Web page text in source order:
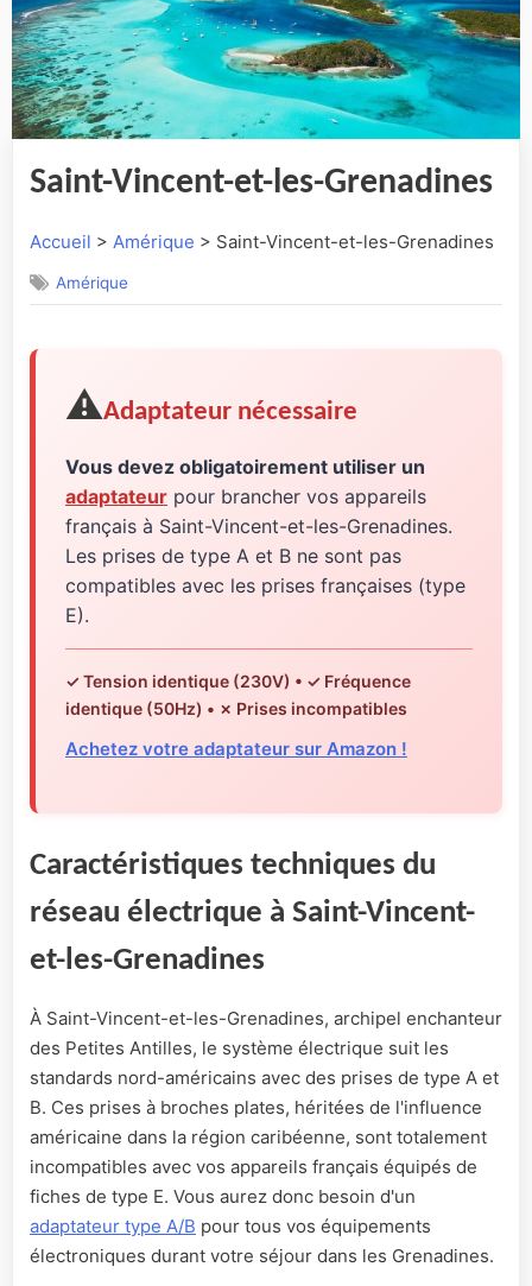
Saint-Vincent-et-les-Grenadines
Accueil > Amérique > Saint-Vincent-et-les-Grenadines
Amérique
⚠️Adaptateur nécessaire
Vous devez obligatoirement utiliser un
adaptateur pour brancher vos appareils
français à Saint-Vincent-et-les-Grenadines.
Les prises de type A et B ne sont pas
compatibles avec les prises françaises (type
E).
✓ Tension identique (230V) • ✓ Fréquence
identique (50Hz) • ✗ Prises incompatibles
Achetez votre adaptateur sur Amazon !
Caractéristiques techniques du
réseau électrique à Saint-Vincent-
et-les-Grenadines
À Saint-Vincent-et-les-Grenadines, archipel enchanteur
des Petites Antilles, le système électrique suit les
standards nord-américains avec des prises de type A et
B. Ces prises à broches plates, héritées de l'influence
américaine dans la région caribéenne, sont totalement
incompatibles avec vos appareils français équipés de
fiches de type E. Vous aurez donc besoin d'un
adaptateur type A/B pour tous vos équipements
électroniques durant votre séjour dans les Grenadines.